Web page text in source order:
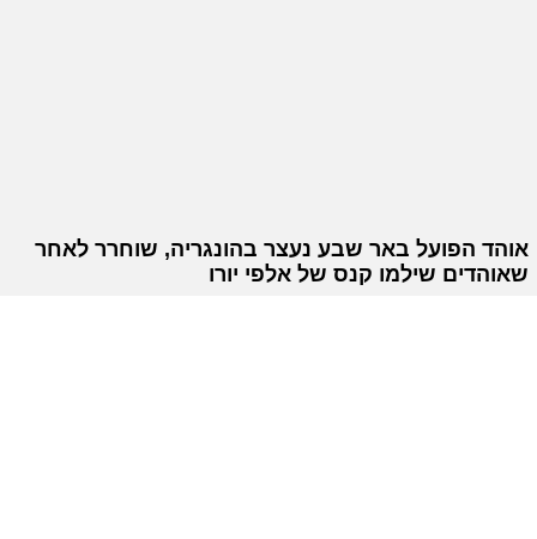
אוהד הפועל באר שבע נעצר בהונגריה, שוחרר לאחר
שאוהדים שילמו קנס של אלפי יורו